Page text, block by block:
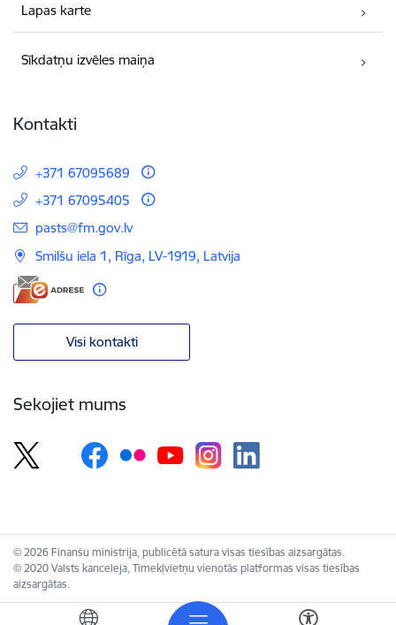
Lapas karte
Sīkdatņu izvēles maiņa
Kontakti
+371 67095689
+371 67095405
E-pasts:
pasts@fm.gov.lv
Smilšu iela 1, Rīga, LV-1919, Latvija
Visi kontakti
Sekojiet mums
© 2026 Finanšu ministrija, publicētā satura visas tiesības aizsargātas.
© 2020 Valsts kanceleja, Tīmekļvietņu vienotās platformas visas tiesības
aizsargātas.